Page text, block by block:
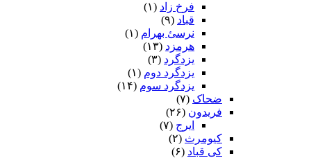
فرخ زاد (۱)
قباد (۹)
نرسئ بهرام‏ (۱)
هرمزد (۱۳)
یزدگرد (۳)
یزدگرد دوم (۱)
یزدگرد سوم (۱۴)
ضحاک (۷)
فریدون (۲۶)
ایرج (۷)
کیومرث (۲)
کی قباد (۶)